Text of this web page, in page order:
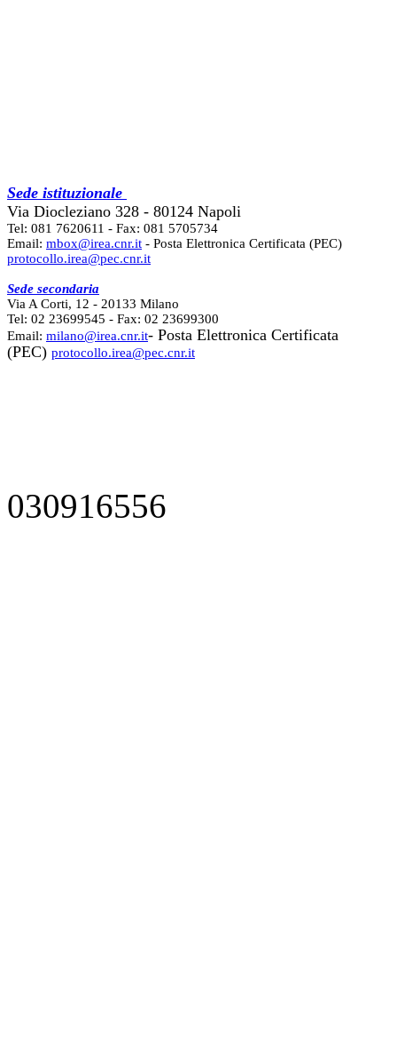
Sede istituzionale
Via Diocleziano 328 - 80124 Napoli
Tel: 081 7620611 - Fax: 081 5705734
Email: mbox@irea.cnr.it - Posta Elettronica Certificata (PEC)
protocollo.irea@pec.cnr.it
Sede secondaria
Via A Corti, 12 - 20133 Milano
Tel: 02 23699545 - Fax: 02 23699300
Email: milano@irea.cnr.it- Posta Elettronica Certificata
(PEC) protocollo.irea@pec.cnr.it
030916556